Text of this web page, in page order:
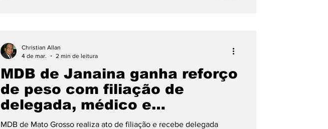
MDB de Janaina ganha reforço
de peso com filiação de
delegada, médico e
comunicador
MDB de Mato Grosso realiza ato de filiação e recebe delegada
Christian Allan
4 de mar.
2 min de leitura